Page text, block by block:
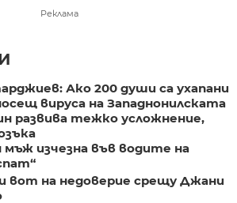
Реклама
Ако 200 души са ухапани
вируса на Западнонилската
развива тежко усложнение,
мъж изчезна във водите на
вот на недоверие срещу Джани